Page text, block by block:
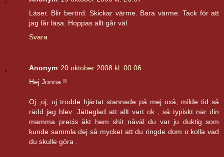
Läser. Blir berörd. Skickar värme. Bara värme. Tack för att
jag får läsa. Hoppas allt går väl.
Svara
Anonym 20 oktober 2008 kl. 00:06
Hej Jonna !!
Oj ,oj, oj trodde hjärtat stannade på mej oxå, milde tid så
rädd jag blev .Jätteglad att allt vart ok , så typiskt när din
mamma precis åkt hem shit nåväl du var ju duktig som
kunde sammla dej så mycket att du ringde dom o kolla vad
du skulle göra .